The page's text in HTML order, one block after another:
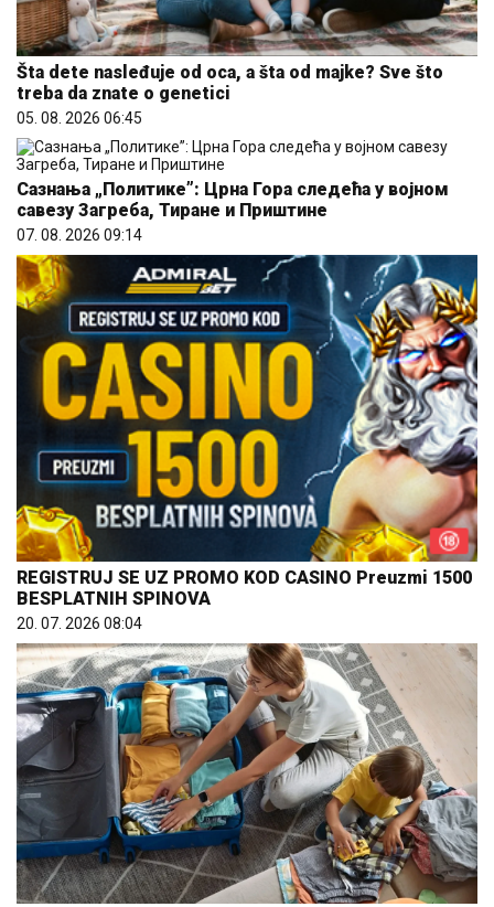
Šta dete nasleđuje od oca, a šta od majke? Sve što
treba da znate o genetici
05. 08. 2026 06:45
Сазнања „Политике”: Црна Гора следећа у војном
савезу Загреба, Тиране и Приштине
07. 08. 2026 09:14
REGISTRUJ SE UZ PROMO KOD CASINO Preuzmi 1500
BESPLATNIH SPINOVA
20. 07. 2026 08:04